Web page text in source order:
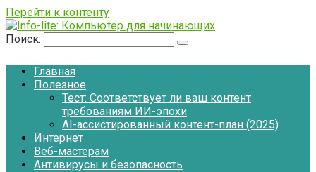
Перейти к контенту
Поиск:
Главная
Полезное
Тест: Соответствует ли ваш контент
требованиям ИИ-эпохи
AI-ассистированный контент-план (2025)
Интернет
Веб-мастерам
Антивирусы и безопасность